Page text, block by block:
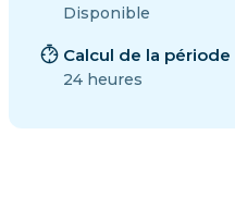
Disponible
Calcul de la
24 heures